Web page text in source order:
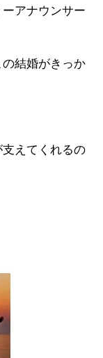
アナウンサー
結婚がきっか
えてくれるの